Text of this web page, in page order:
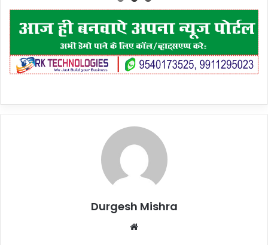
Durgesh Mishra
Website